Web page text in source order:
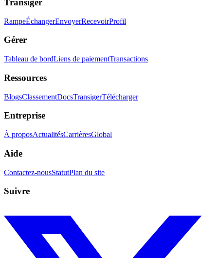
Transiger
RampeÉchangerEnvoyerRecevoirProfil
Gérer
Tableau de bordLiens de paiementTransactions
Ressources
BlogsClassementDocsTransigerTélécharger
Entreprise
À proposActualitésCarrièresGlobal
Aide
Contactez-nousStatutPlan du site
Suivre